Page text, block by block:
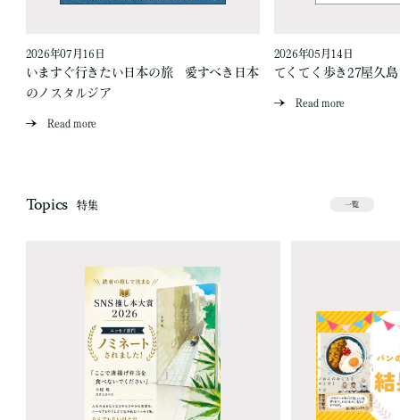
2026年07月16日
いますぐ行きたい日本の旅 愛すべき日本
のノスタルジア
Read more
2026年05月14日
てくてく歩き27屋久
Read more
Topics 特集 一覧